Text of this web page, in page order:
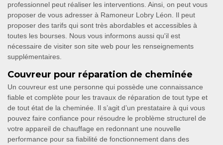
professionnel peut réaliser les interventions. Ainsi, on peut vous
proposer de vous adresser à Ramoneur Lobry Léon. Il peut
proposer des tarifs qui sont très abordables et accessibles à
toutes les bourses. Nous vous informons aussi qu'il est
nécessaire de visiter son site web pour les renseignements
supplémentaires.
Couvreur pour réparation de cheminée
Un couvreur est une personne qui possède une connaissance
fiable et complète pour les travaux de réparation de tout type et
de tout état de la cheminée. Il s’agit d’un prestataire à qui vous
pouvez faire confiance pour résoudre le problème structurel de
votre appareil de chauffage en redonnant une nouvelle
performance pour sa fiabilité de fonctionnement dans des